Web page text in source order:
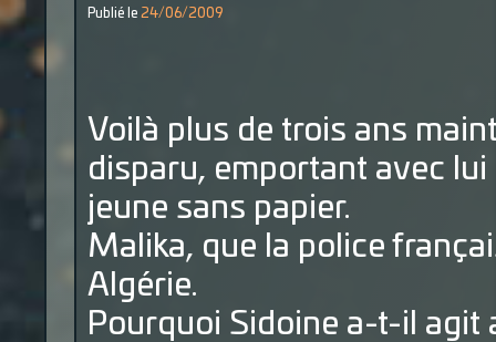
Publié le 24/06/2009
Voilà plus de trois ans
disparu, emportant avec
jeune sans papier.
Malika, que la police
Algérie.
Pourquoi Sidoine a-t-il agit